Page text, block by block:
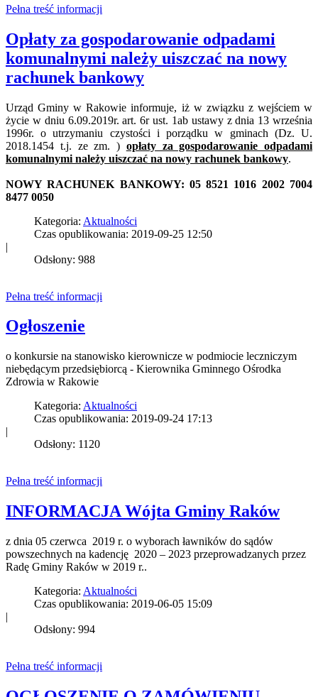
Pełna treść informacji
Opłaty za gospodarowanie odpadami
komunalnymi należy uiszczać na nowy
rachunek bankowy
Urząd Gminy w Rakowie informuje, iż w związku z wejściem w
życie w dniu 6.09.2019r. art. 6r ust. 1ab ustawy z dnia 13 września
1996r. o utrzymaniu czystości i porządku w gminach (Dz. U.
2018.1454 t.j. ze zm. ) opłaty za gospodarowanie odpadami
komunalnymi należy uiszczać na nowy rachunek bankowy.
NOWY RACHUNEK BANKOWY: 05 8521 1016 2002 7004
8477 0050
Kategoria: Aktualności
Czas opublikowania: 2019-09-25 12:50
|
Odsłony: 988
Pełna treść informacji
Ogłoszenie
o konkursie na stanowisko kierownicze w podmiocie leczniczym
niebędącym przedsiębiorcą - Kierownika Gminnego Ośrodka
Zdrowia w Rakowie
Kategoria: Aktualności
Czas opublikowania: 2019-09-24 17:13
|
Odsłony: 1120
Pełna treść informacji
INFORMACJA Wójta Gminy Raków
z dnia 05 czerwca 2019 r. o wyborach ławników do sądów
powszechnych na kadencję 2020 – 2023 przeprowadzanych przez
Radę Gminy Raków w 2019 r..
Kategoria: Aktualności
Czas opublikowania: 2019-06-05 15:09
|
Odsłony: 994
Pełna treść informacji